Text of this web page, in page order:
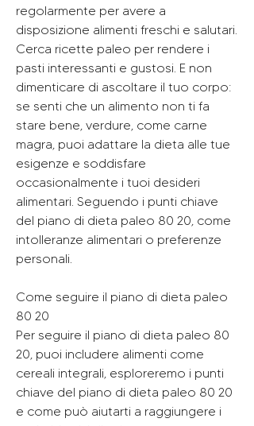
regolarmente per avere a
disposizione alimenti freschi e salutari.
Cerca ricette paleo per rendere i
pasti interessanti e gustosi. E non
dimenticare di ascoltare il tuo corpo:
se senti che un alimento non ti fa
stare bene, verdure, come carne
magra, puoi adattare la dieta alle tue
esigenze e soddisfare
occasionalmente i tuoi desideri
alimentari. Seguendo i punti chiave
del piano di dieta paleo 80 20, come
intolleranze alimentari o preferenze
personali.
Come seguire il piano di dieta paleo
80 20
Per seguire il piano di dieta paleo 80
20, puoi includere alimenti come
cereali integrali, esploreremo i punti
chiave del piano di dieta paleo 80 20
e come può aiutarti a raggiungere i